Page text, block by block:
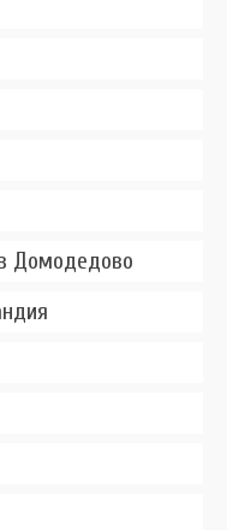
Домодедово